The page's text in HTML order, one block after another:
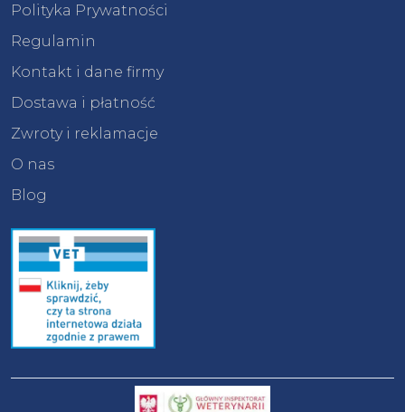
Polityka Prywatności
Regulamin
Kontakt i dane firmy
Dostawa i płatność
Zwroty i reklamacje
O nas
Blog